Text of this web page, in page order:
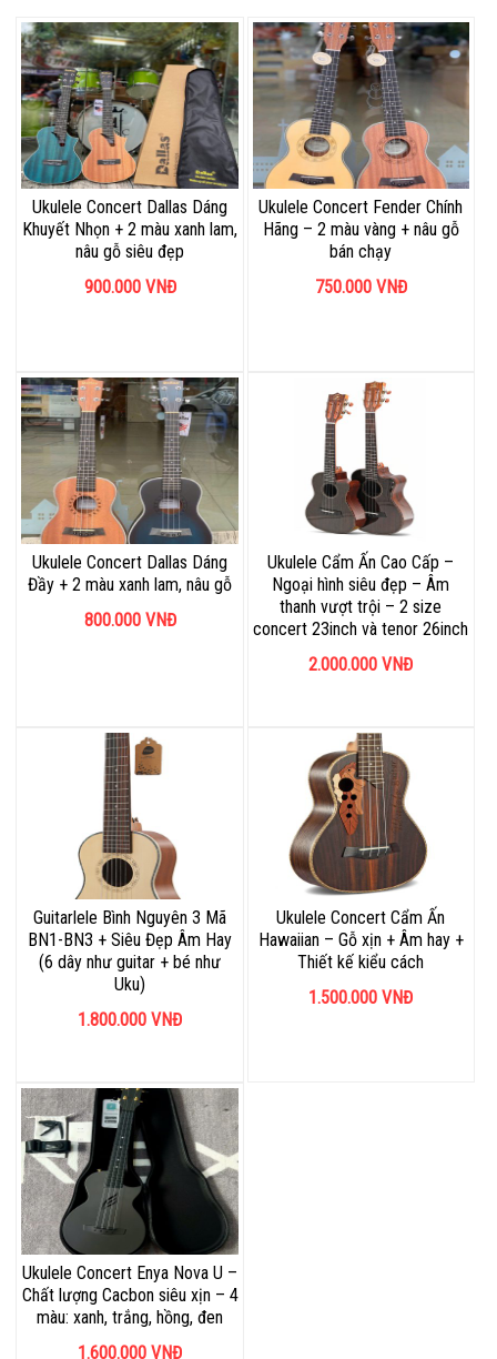
Ukulele Concert Dallas Dáng
Khuyết Nhọn + 2 màu xanh lam,
nâu gỗ siêu đẹp
900.000VNĐ
Ukulele Concert Fender Chính
Hãng – 2 màu vàng + nâu gỗ
bán chạy
750.000VNĐ
Ukulele Concert Dallas Dáng
Đầy + 2 màu xanh lam, nâu gỗ
800.000VNĐ
Ukulele Cẩm Ấn Cao Cấp –
Ngoại hình siêu đẹp – Âm
thanh vượt trội – 2 size
concert 23inch và tenor 26inch
2.000.000 VNĐ
Guitarlele Bình Nguyên 3 Mã
BN1-BN3 + Siêu Đẹp Âm Hay
(6 dây như guitar + bé như
Uku)
1.800.000 VNĐ
Ukulele Concert Cẩm Ấn
Hawaiian – Gỗ xịn + Âm hay +
Thiết kế kiểu cách
1.500.000 VNĐ
Ukulele Concert Enya Nova U –
Chất lượng Cacbon siêu xịn – 4
màu: xanh, trắng, hồng, đen
1.600.000 VNĐ